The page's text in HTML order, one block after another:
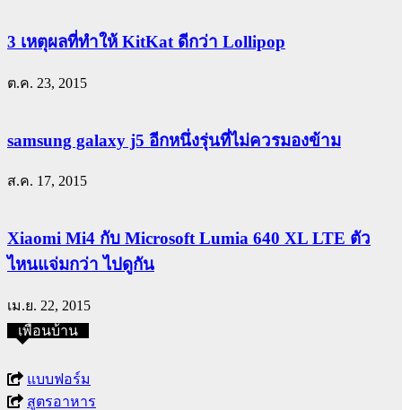
3 เหตุผลที่ทำให้ KitKat ดีกว่า Lollipop
ต.ค. 23, 2015
samsung galaxy j5 อีกหนึ่งรุ่นที่ไม่ควรมองข้าม
ส.ค. 17, 2015
Xiaomi Mi4 กับ Microsoft Lumia 640 XL LTE ตัว
ไหนแจ่มกว่า ไปดูกัน
เม.ย. 22, 2015
เพื่อนบ้าน
แบบฟอร์ม
สูตรอาหาร